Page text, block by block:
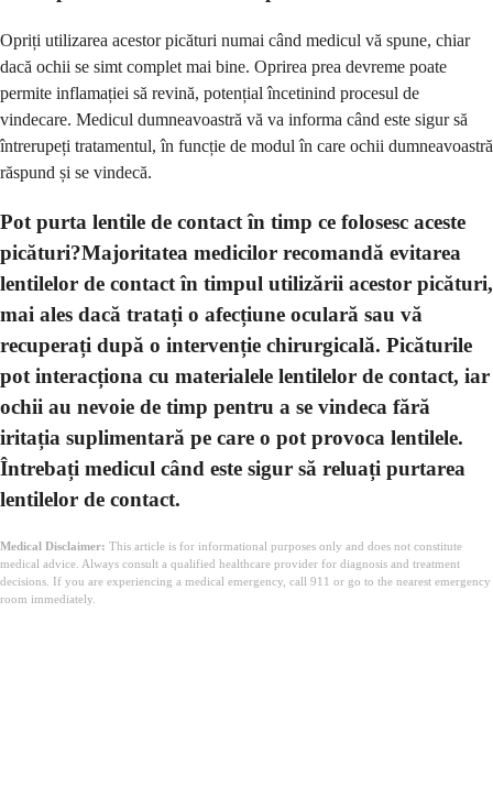
Opriți utilizarea acestor picături numai când medicul vă spune, chiar
dacă ochii se simt complet mai bine. Oprirea prea devreme poate
permite inflamației să revină, potențial încetinind procesul de
vindecare. Medicul dumneavoastră vă va informa când este sigur să
întrerupeți tratamentul, în funcție de modul în care ochii dumneavoastră
răspund și se vindecă.
Pot purta lentile de contact în timp ce folosesc aceste
picături?Majoritatea medicilor recomandă evitarea
lentilelor de contact în timpul utilizării acestor picături,
mai ales dacă tratați o afecțiune oculară sau vă
recuperați după o intervenție chirurgicală. Picăturile
pot interacționa cu materialele lentilelor de contact, iar
ochii au nevoie de timp pentru a se vindeca fără
iritația suplimentară pe care o pot provoca lentilele.
Întrebați medicul când este sigur să reluați purtarea
lentilelor de contact.
Medical Disclaimer: This article is for informational purposes only and does not constitute
medical advice. Always consult a qualified healthcare provider for diagnosis and treatment
decisions. If you are experiencing a medical emergency, call 911 or go to the nearest emergency
room immediately.